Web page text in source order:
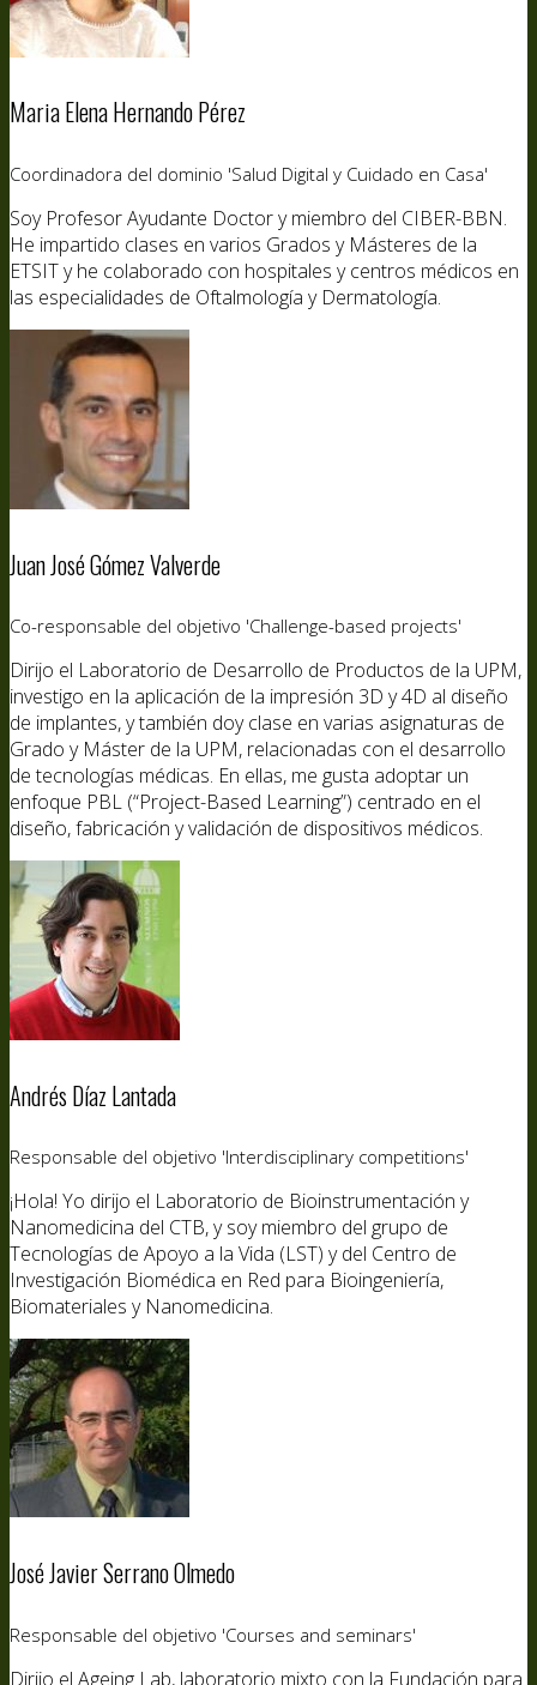
Maria Elena Hernando Pérez
Coordinadora del dominio 'Salud Digital y Cuidado en Casa'
Soy Profesor Ayudante Doctor y miembro del CIBER-BBN.
He impartido clases en varios Grados y Másteres de la
ETSIT y he colaborado con hospitales y centros médicos en
las especialidades de Oftalmología y Dermatología.
Juan José Gómez Valverde
Co-responsable del objetivo 'Challenge-based projects'
Dirijo el Laboratorio de Desarrollo de Productos de la UPM,
investigo en la aplicación de la impresión 3D y 4D al diseño
de implantes, y también doy clase en varias asignaturas de
Grado y Máster de la UPM, relacionadas con el desarrollo
de tecnologías médicas. En ellas, me gusta adoptar un
enfoque PBL (“Project-Based Learning”) centrado en el
diseño, fabricación y validación de dispositivos médicos.
Andrés Díaz Lantada
Responsable del objetivo 'Interdisciplinary competitions'
¡Hola! Yo dirijo el Laboratorio de Bioinstrumentación y
Nanomedicina del CTB, y soy miembro del grupo de
Tecnologías de Apoyo a la Vida (LST) y del Centro de
Investigación Biomédica en Red para Bioingeniería,
Biomateriales y Nanomedicina.
José Javier Serrano Olmedo
Responsable del objetivo 'Courses and seminars'
Dirijo el Ageing Lab, laboratorio mixto con la Fundación para